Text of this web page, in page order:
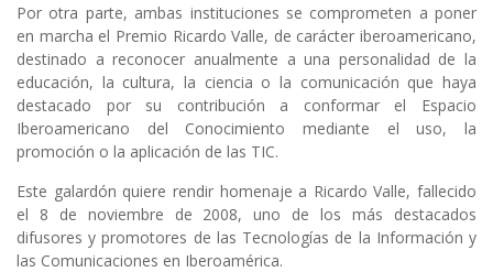
Por otra parte, ambas instituciones se comprometen a poner
en marcha el Premio Ricardo Valle, de carácter iberoamericano,
destinado a reconocer anualmente a una personalidad de la
educación, la cultura, la ciencia o la comunicación que haya
destacado por su contribución a conformar el Espacio
Iberoamericano del Conocimiento mediante el uso, la
promoción o la aplicación de las TIC.
Este galardón quiere rendir homenaje a Ricardo Valle, fallecido
el 8 de noviembre de 2008, uno de los más destacados
difusores y promotores de las Tecnologías de la Información y
las Comunicaciones en Iberoamérica.